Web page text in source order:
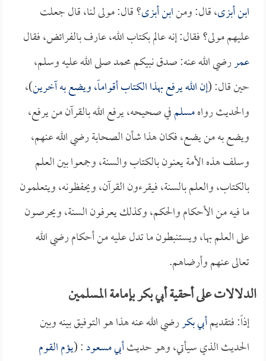
ابن أبزى، قال: ومنابن أبزى؟ قال: مولى لنا، قال جعلت
عليهم مولى؟ فقال: إنه عالم بكتاب الله، عارف بالفرائض، فقال
عمررضي الله عنه: صدق نبيكم محمد صلى الله عليه وسلم،
حين قال: (إن الله يرفع بهذا الكتاب أقواماً، ويضع به آخرين)،
والحديث رواهمسلمفي صحيحه، يرفع الله بالقرآن من يرفع،
ويضع به من يضع، فكان هذا شأن الصحابة رضي الله عنهم،
وسلف هذه الأمة يعنون بالكتاب والسنة، وجمعوا بين العلم
بالكتاب، والعلم بالسنة، فيقرءون القرآن، ويحفظونه، ويتعلمون
ما فيه من الأحكام والحكم، وكذلك يعرفون السنة، ويحرصون
على العلم بها، ويستنبطون ما تدل عليه من أحكام رضي الله
تعالى عنهم وأرضاهم.
الدلالات على أحقية أبي بكر بإمامة المسلمين
إذاً: فتقديمأبي بكررضي الله عنه هذا هو التوفيق بينه وبين
الحديث الذي سيأتي، وهو حديثأبي مسعود: (يؤم القوم